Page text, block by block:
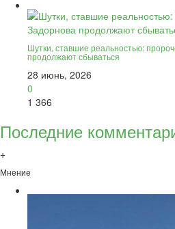
Шутки, ставшие реальностью:
продолжают сбываться
28 июнь, 2026
0
1 366
Последние
+
Мнение